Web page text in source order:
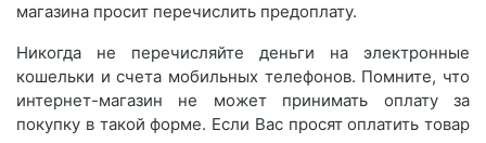
магазина просит перечислить предоплату.
Никогда не перечисляйте деньги на электронные
кошельки и счета мобильных телефонов. Помните, что
интернет-магазин не может принимать оплату за
покупку в такой форме. Если Вас просят оплатить товар